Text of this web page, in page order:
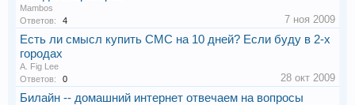
Mambos
Ответов:
4 7 ноя 2009
Есть ли смысл купить СМС на 10 дней? Если буду в 2-х
городах
A. Fig Lee
Ответов:
0 28 окт 2009
Билайн -- домашний интернет отвечаем на вопросы